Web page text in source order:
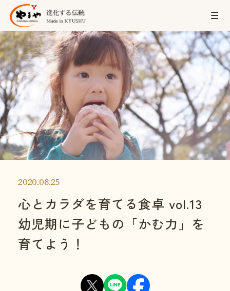
2020.08.25
心とカラダを育てる食卓 vol.13
幼児期に子どもの「かむ力」を
育てよう！